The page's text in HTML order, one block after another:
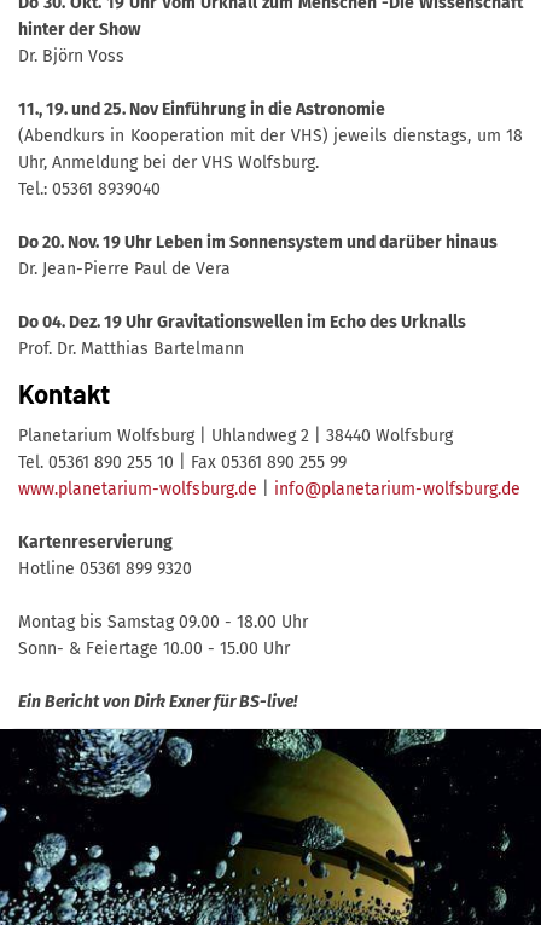
hinter der Show
Dr. Björn Voss
11., 19. und 25. Nov Einführung in die Astronomie
(Abendkurs in Kooperation mit der VHS) jeweils dienstags, um 18
Uhr, Anmeldung bei der VHS Wolfsburg.
Tel.: 05361 8939040
Do 20. Nov. 19 Uhr Leben im Sonnensystem und darüber hinaus
Dr. Jean-Pierre Paul de Vera
Do 04. Dez. 19 Uhr Gravitationswellen im Echo des Urknalls
Prof. Dr. Matthias Bartelmann
Kontakt
Planetarium Wolfsburg | Uhlandweg 2 | 38440 Wolfsburg
Tel. 05361 890 255 10 | Fax 05361 890 255 99
www.planetarium-wolfsburg.de
info@planetarium-wolfsburg.de
Kartenreservierung
Hotline 05361 899 9320
Montag bis Samstag 09.00 - 18.00 Uhr
Sonn- & Feiertage 10.00 - 15.00 Uhr
Ein Bericht von Dirk Exner für BS-live!